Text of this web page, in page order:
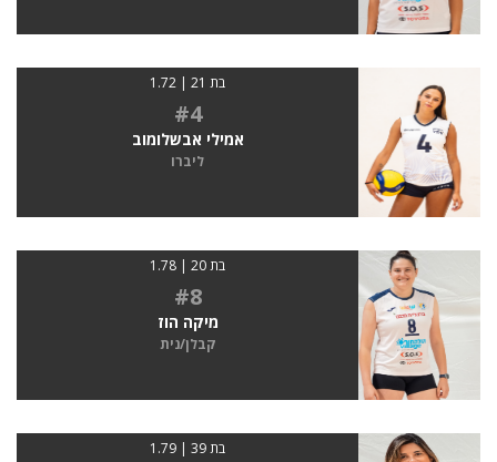
בת 21 | 1.72
#4
אמילי אבשלומוב
ליברו
בת 20 | 1.78
#8
מיקה הוז
קבלן/נית
בת 39 | 1.79